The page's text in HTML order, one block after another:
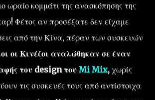
ωραίο κομμάτι της ανασκόπησης της
Φέτος αν προσέξατε δεν είχαμε
από την Κίνα, πέραν των συσκευών
οι Κινέζοι αναλώθηκαν σε έναν
του design του Mi Mix, χωρίς
τις συσκευές τους από αντίστοιχα